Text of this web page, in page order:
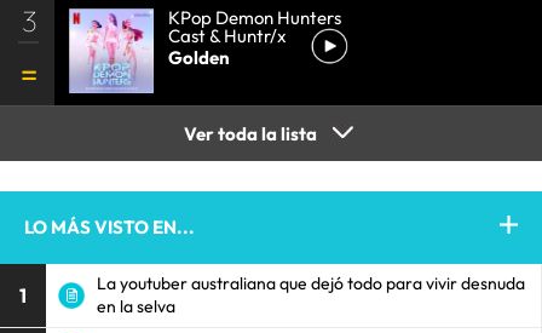
3 KPop Demon Hunters
Cast & Huntr/x
Golden
Ver toda la lista
LO MÁS VISTO EN...
1
La youtuber australiana que dejó todo para vivir desnuda
en la selva